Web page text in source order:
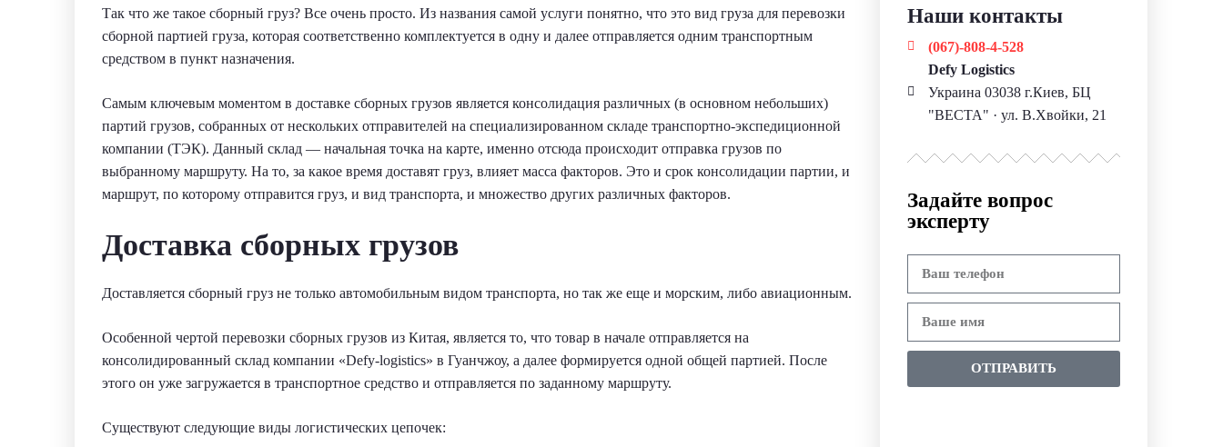
Так что же такое сборный груз? Все очень просто. Из названия самой услуги понятно, что это вид груза для перевозки
сборной партией груза, которая соответственно комплектуется в одну и далее отправляется одним транспортным
средством в пункт назначения.
Самым ключевым моментом в доставке сборных грузов является консолидация различных (в основном небольших)
партий грузов, собранных от нескольких отправителей на специализированном складе транспортно-экспедиционной
компании (ТЭК). Данный склад — начальная точка на карте, именно отсюда происходит отправка грузов по
выбранному маршруту. На то, за какое время доставят груз, влияет масса факторов. Это и срок консолидации партии, и
маршрут, по которому отправится груз, и вид транспорта, и множество других различных факторов.
Доставка сборных грузов
Доставляется сборный груз не только автомобильным видом транспорта, но так же еще и морским, либо авиационным.
Особенной чертой перевозки сборных грузов из Китая, является то, что товар в начале отправляется на
консолидированный склад компании «Defy-logistics» в Гуанчжоу, а далее формируется одной общей партией. После
этого он уже загружается в транспортное средство и отправляется по заданному маршруту.
Существуют следующие виды логистических цепочек:
Наши контакты
(067)-808-4-528
Defy Logistics
Украина 03038 г.Киев, БЦ
"ВЕСТА" · ул. В.Хвойки, 21
Задайте вопрос
эксперту
ОТПРАВИТЬ